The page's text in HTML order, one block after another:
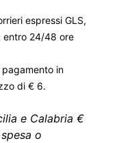
espressi GLS,
entro 24/48 ore
in
di € 6.
e Calabria €
o